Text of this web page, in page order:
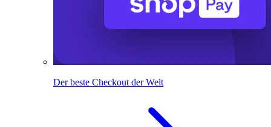
Der beste Checkout der Welt